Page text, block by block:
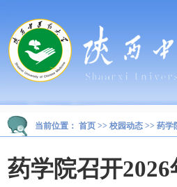
当前位置： 首页 >> 校园动态 >> 药学
药学院召开